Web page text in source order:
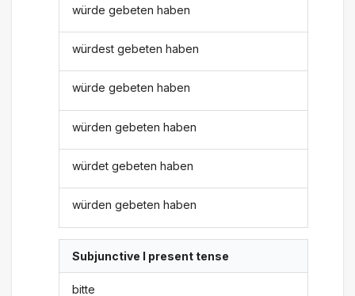
würde gebeten haben
würdest gebeten haben
würde gebeten haben
würden gebeten haben
würdet gebeten haben
würden gebeten haben
Subjunctive I present tense
bitte